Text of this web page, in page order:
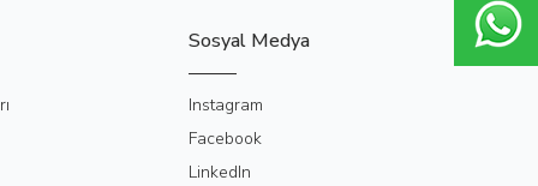
Sosyal Medya
Instagram
Facebook
LinkedIn